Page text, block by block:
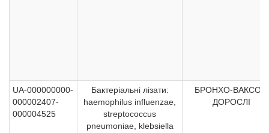
UA-000000000-
000002407-
000004525
Бактеріальні лізати:
haemophilus influenzae,
streptococcus
pneumoniae, klebsiella
БРОНХО-ВАКСОМ
ДОРОСЛІ